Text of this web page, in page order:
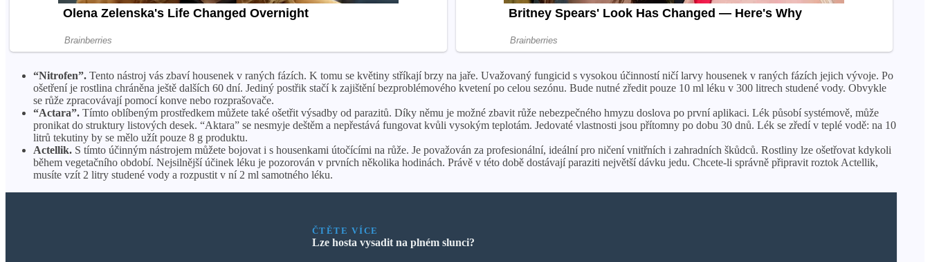
“Nitrofen”. Tento nástroj vás zbaví housenek v raných fázích. K tomu se květiny stříkají brzy na jaře. Uvažovaný fungicid s vysokou účinností ničí larvy housenek v raných fázích jejich vývoje. Po
ošetření je rostlina chráněna ještě dalších 60 dní. Jediný postřik stačí k zajištění bezproblémového kvetení po celou sezónu. Bude nutné zředit pouze 10 ml léku v 300 litrech studené vody. Obvykle
se růže zpracovávají pomocí konve nebo rozprašovače.
“Actara”. Tímto oblíbeným prostředkem můžete také ošetřit výsadby od parazitů. Díky němu je možné zbavit růže nebezpečného hmyzu doslova po první aplikaci. Lék působí systémově, může
pronikat do struktury listových desek. “Aktara” se nesmyje deštěm a nepřestává fungovat kvůli vysokým teplotám. Jedovaté vlastnosti jsou přítomny po dobu 30 dnů. Lék se zředí v teplé vodě: na 10
litrů tekutiny by se mělo užít pouze 8 g produktu.
Actellik. S tímto účinným nástrojem můžete bojovat i s housenkami útočícími na růže. Je považován za profesionální, ideální pro ničení vnitřních i zahradních škůdců. Rostliny lze ošetřovat kdykoli
během vegetačního období. Nejsilnější účinek léku je pozorován v prvních několika hodinách. Právě v této době dostávají paraziti největší dávku jedu. Chcete-li správně připravit roztok Actellik,
musíte vzít 2 litry studené vody a rozpustit v ní 2 ml samotného léku.
ČTĚTE VÍCE
Lze hosta vysadit na plném slunci?